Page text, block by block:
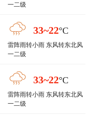
一二级
33~22°C
雷阵雨转小雨 东风转东北风
一二级
33~22°C
雷阵雨转小雨 东风转东北风
一二级